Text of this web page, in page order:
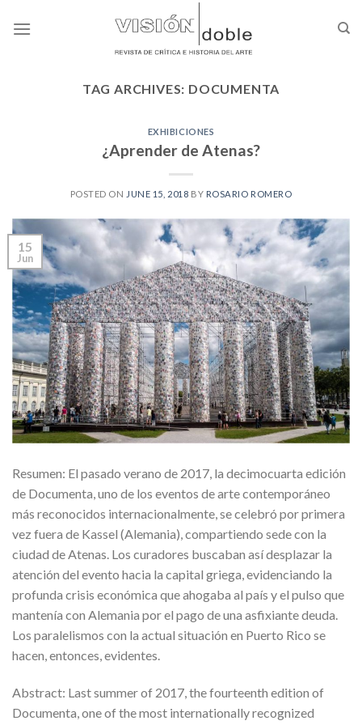
TAG ARCHIVES: DOCUMENTA
EXHIBICIONES
¿Aprender de Atenas?
POSTED ON JUNE 15, 2018 BY ROSARIO ROMERO
15
Jun
Resumen: El pasado verano de 2017, la decimocuarta edición
de Documenta, uno de los eventos de arte contemporáneo
más reconocidos internacionalmente, se celebró por primera
vez fuera de Kassel (Alemania), compartiendo sede con la
ciudad de Atenas. Los curadores buscaban así desplazar la
atención del evento hacia la capital griega, evidenciando la
profunda crisis económica que ahogaba al país y el pulso que
mantenía con Alemania por el pago de una asfixiante deuda.
Los paralelismos con la actual situación en Puerto Rico se
hacen, entonces, evidentes.
Abstract: Last summer of 2017, the fourteenth edition of
Documenta, one of the most internationally recognized